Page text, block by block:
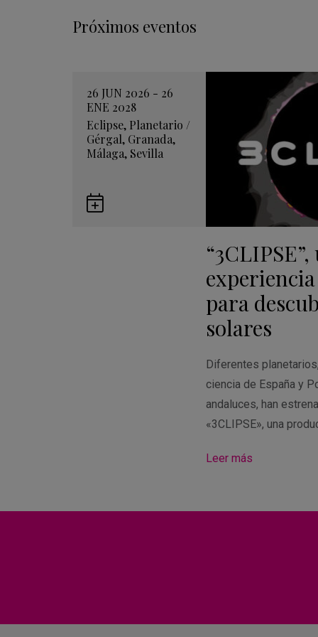
Próximos eventos
26 JUN 2026 - 26
ENE 2028
Eclipse, Planetario /
Gérgal, Granada,
Málaga, Sevilla
para
solares
Diferentes
ciencia de España y
andaluces, han
«3CLIPSE», una
Leer más